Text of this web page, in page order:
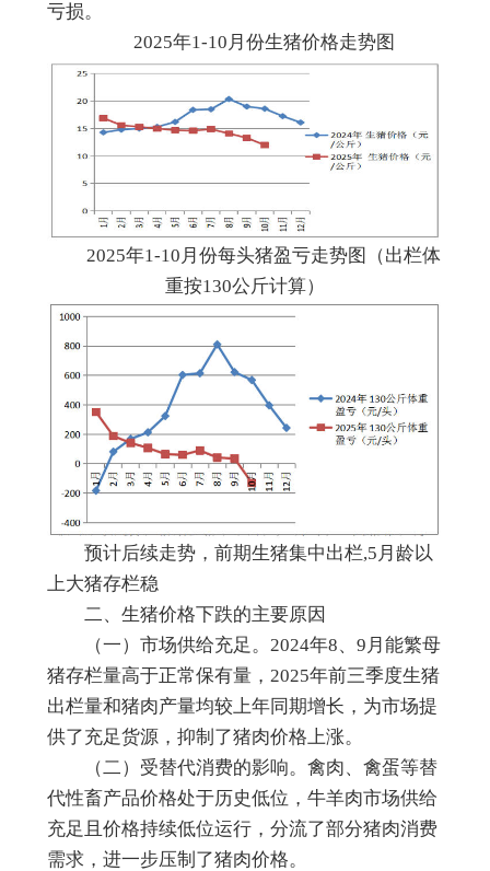
亏损。
2025年1-10月份生猪价格走势图
2025年1-10月份每头猪盈亏走势图（出栏体
重按130公斤计算）
预计后续走势，前期生猪集中出栏,5月龄以
上大猪存栏稳
二、生猪价格下跌的主要原因
（一）市场供给充足。2024年8、9月能繁母
猪存栏量高于正常保有量，2025年前三季度生猪
出栏量和猪肉产量均较上年同期增长，为市场提
供了充足货源，抑制了猪肉价格上涨。
（二）受替代消费的影响。禽肉、禽蛋等替
代性畜产品价格处于历史低位，牛羊肉市场供给
充足且价格持续低位运行，分流了部分猪肉消费
需求，进一步压制了猪肉价格。